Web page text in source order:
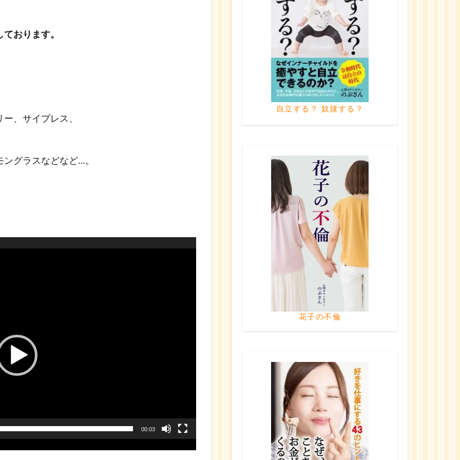
ております。
、サイプレス、
グラスなどなど…。
00:03
自立する？ 奴隷する？
花子の不倫